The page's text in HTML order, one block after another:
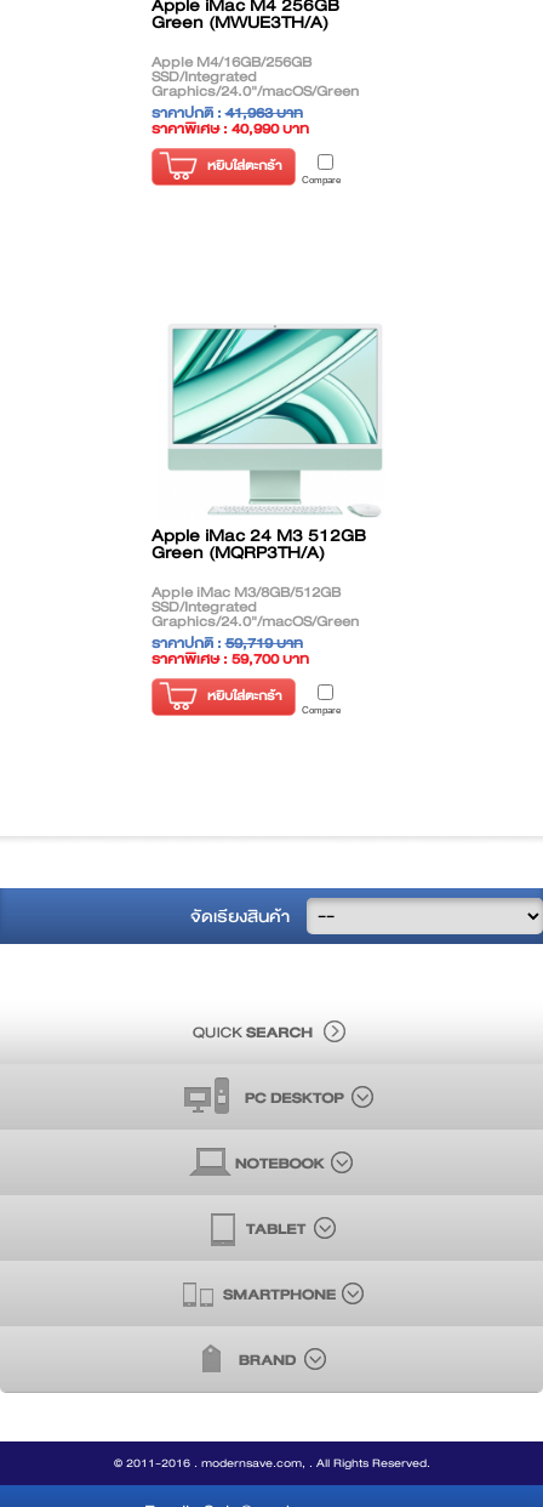
Green (MWUE3TH/A)
Apple M4/16GB/256GB
SSD/Integrated
Graphics/24.0"/macOS/Green
ราคาปกติ :41,963 บาท
ราคาพิเศษ : 40,990 บาท
( ราคาไม่รวมภาษี )
หยิบใส่ตะกร้า
Compare
Apple iMac 24 M3 512GB
Green (MQRP3TH/A)
Apple iMac M3/8GB/512GB
SSD/Integrated
Graphics/24.0"/macOS/Green
ราคาปกติ :59,719 บาท
ราคาพิเศษ : 59,700 บาท
( ราคาไม่รวมภาษี )
หยิบใส่ตะกร้า
Compare
จัดเรียงสินค้า
© 2011-2016 . modernsave.com, . All Rights Reserved.